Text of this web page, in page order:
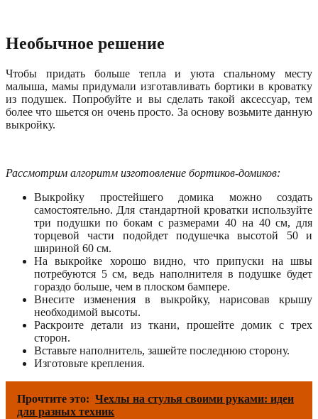
Необычное решение
Чтобы придать больше тепла и уюта спальному месту
малыша, мамы придумали изготавливать бортики в кроватку
из подушек. Попробуйте и вы сделать такой аксессуар, тем
более что шьется он очень просто. За основу возьмите данную
выкройку.
Рассмотрим алгоритм изготовление бортиков-домиков:
Выкройку простейшего домика можно создать
самостоятельно. Для стандартной кроватки используйте
три подушки по бокам с размерами 40 на 40 см, для
торцевой части подойдет подушечка высотой 50 и
шириной 60 см.
На выкройке хорошо видно, что припуски на швы
потребуются 5 см, ведь наполнителя в подушке будет
гораздо больше, чем в плоском бампере.
Внесите изменения в выкройку, нарисовав крышу
необходимой высоты.
Раскроите детали из ткани, прошейте домик с трех
сторон.
Вставьте наполнитель, зашейте последнюю сторону.
Изготовьте крепления.
Прочтите это: Чехлы на стулья своими руками: идеи
для разных техник